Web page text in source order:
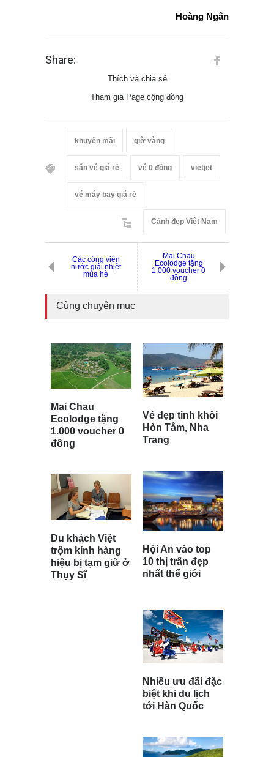
Hoàng Ngân
Share:
Thích và chia sẻ
Tham gia Page cộng đồng
khuyến mãi giờ vàng
săn vé giá rẻ vé 0 đồng vietjet
vé máy bay giá rẻ
Cảnh đẹp Việt Nam
Các công viên
nước giải nhiệt
mùa hè
Mai Chau
Ecolodge tặng
1.000 voucher 0
đồng
Cùng chuyên mục
Mai Chau
Ecolodge tặng
1.000 voucher 0
đồng
Du khách Việt
trộm kính hàng
hiệu bị tạm giữ ở
Thụy Sĩ
Vẻ đẹp tinh khôi
Hòn Tằm, Nha
Trang
Hội An vào top
10 thị trấn đẹp
nhất thế giới
Nhiều ưu đãi đặc
biệt khi du lịch
tới Hàn Quốc